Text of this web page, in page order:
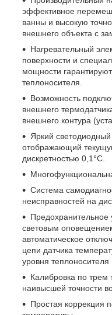
эффективное
ванны и высокую
внешнего объекта с
Нагревательный
поверхности и
мощности
теплоносителя.
Возможность
внешнего
внешнего контура
Яркий
отображающий
дискретностью 0,1°С.
Система
неисправностей на
Предохранительное
световым
автоматическое
цепи датчика
уровня теплоносителя
Калибровка по трем
наивысшей точности
Простая коррекция